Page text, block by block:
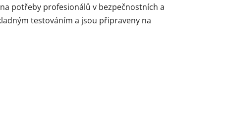
potřeby profesionálů v bezpečnostních a
testováním a jsou připraveny na